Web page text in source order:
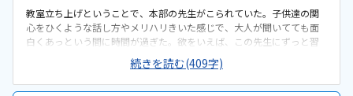
教室立ち上げということで、本部の先生がこられていた。子供達の関
心をひくような話し方やメリハリきいた感じで、大人が聞いてても面
白くあっという間に時間が過ぎた。欲をいえば、この先生にずっと習
いたいと思う。教室の案内等、細やかにメールをくれたりして好感が
もてた。レゴを使って子供達自身が作りあげて、結果を試して、試行錯
誤して、能動的でとても良いと思う時間帯によっては周辺が混むこと
続きを読む(409字)